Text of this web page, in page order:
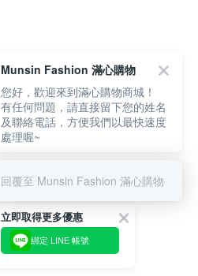
立即取得更多優惠
綁定 LINE 帳號
Munsin Fashion 滿心購物
您好，歡迎來到滿心購物商城！
有任何問題，請直接留下您的姓名
及聯絡電話，方便我們以最快速度
處理喔~
回覆至 Munsin Fashion 滿心購物